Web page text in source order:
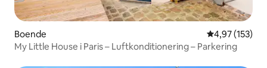
Boende 4,97 av 5 i
4,97 (153)
My Little House i Paris – Luftkonditionering – Parkering